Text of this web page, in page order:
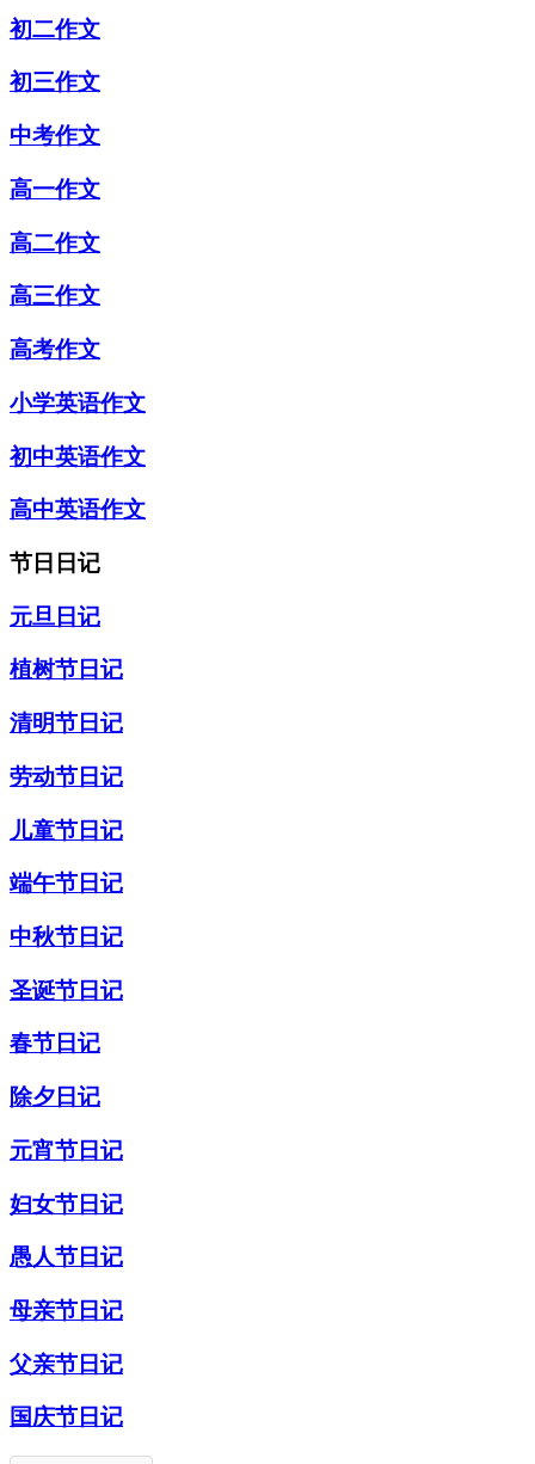
初二作文
初三作文
中考作文
高一作文
高二作文
高三作文
高考作文
小学英语作文
初中英语作文
高中英语作文
节日日记
元旦日记
植树节日记
清明节日记
劳动节日记
儿童节日记
端午节日记
中秋节日记
圣诞节日记
春节日记
除夕日记
元宵节日记
妇女节日记
愚人节日记
母亲节日记
父亲节日记
国庆节日记